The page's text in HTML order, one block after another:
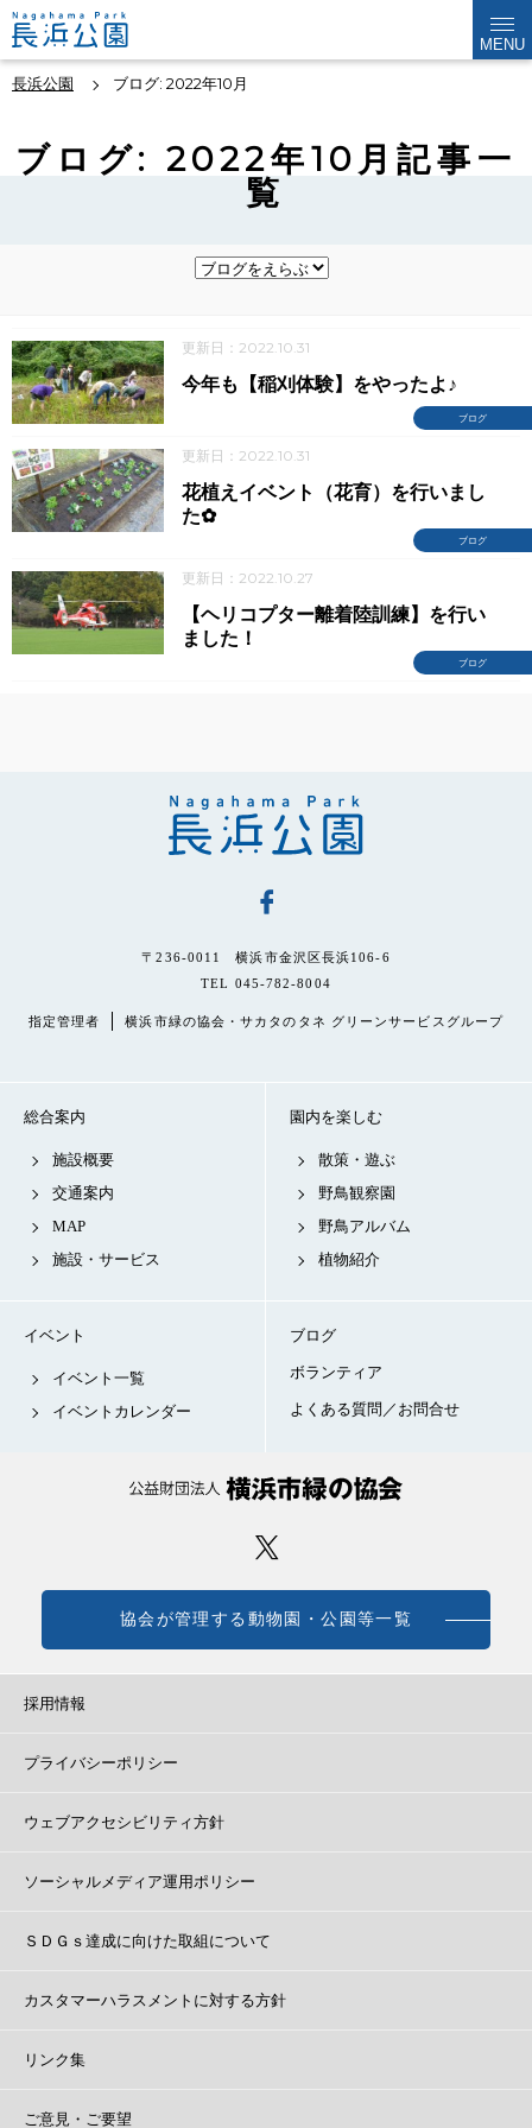
MENU
長浜公園 ブログ: 2022年10月
ブログ: 2022年10月記事一
覧
更新日：2022.10.31
ブログ
今年も【稲刈体験】をやったよ♪
更新日：2022.10.31
ブログ
花植えイベント（花育）を行いまし
た✿
更新日：2022.10.27
ブログ
【ヘリコプター離着陸訓練】を行い
ました！
〒236-0011 横浜市金沢区長浜106-6
TEL 045-782-8004
指定管理者 横浜市緑の協会・サカタのタネ グリーンサービスグループ
総合案内
施設概要
交通案内
MAP
施設・サービス
園内を楽しむ
散策・遊ぶ
野鳥観察園
野鳥アルバム
植物紹介
イベント
イベント一覧
イベントカレンダー
ブログ
ボランティア
よくある質問／お問合せ
協会が管理する動物園・公園等一覧
採用情報
プライバシーポリシー
ウェブアクセシビリティ方針
ソーシャルメディア運用ポリシー
ＳＤＧｓ達成に向けた取組について
カスタマーハラスメントに対する方針
リンク集
ご意見・ご要望